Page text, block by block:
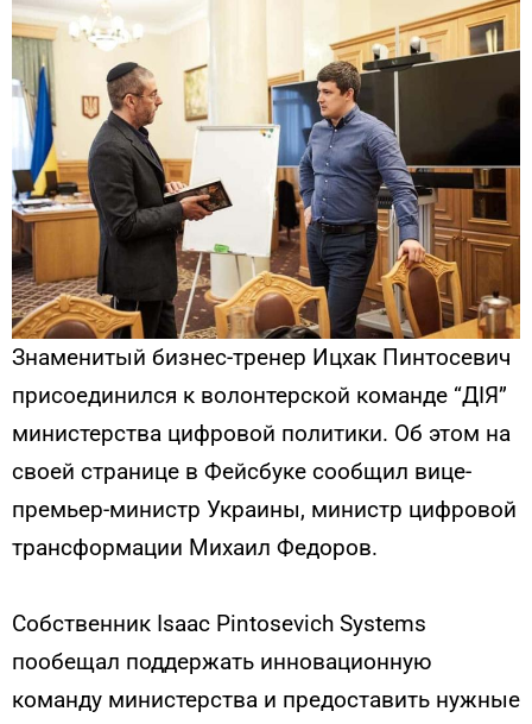
Знаменитый бизнес-тренер Ицхак Пинтосевич
присоединился к волонтерской команде “ДІЯ”
министерства цифровой политики. Об этом на
своей странице в Фейсбуке сообщил вице-
премьер-министр Украины, министр цифровой
трансформации Михаил Федоров.
Собственник Isaac Pintosevich Systems
пообещал поддержать инновационную
команду министерства и предоставить нужные